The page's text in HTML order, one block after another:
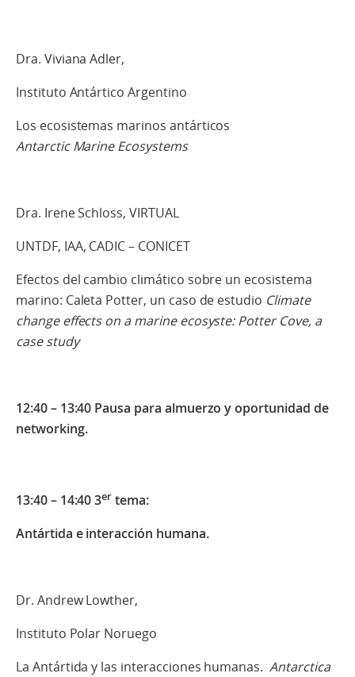
Dra. Viviana Adler,
Instituto Antártico Argentino
Los ecosistemas marinos antárticos
Antarctic Marine Ecosystems
Dra. Irene Schloss, VIRTUAL
UNTDF, IAA, CADIC – CONICET
Efectos del cambio climático sobre un ecosistema
marino: Caleta Potter, un caso de estudio Climate
change effects on a marine ecosyste: Potter Cove, a
case study
12:40 – 13:40 Pausa para almuerzo y oportunidad de
networking.
13:40 – 14:40 3er tema:
Antártida e interacción humana.
Dr. Andrew Lowther,
Instituto Polar Noruego
La Antártida y las interacciones humanas. Antarctica